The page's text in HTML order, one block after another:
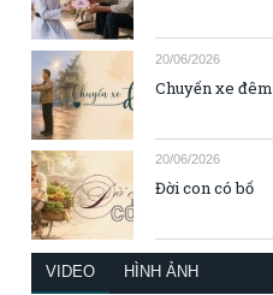
20/06/2026
Chuyến xe đêm
20/06/2026
Đời con có bố
VIDEO HÌNH ẢNH